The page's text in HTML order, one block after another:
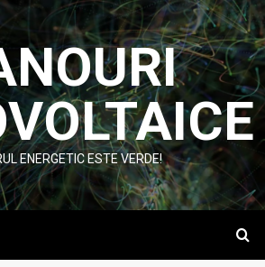
ENERGETIC ESTE VERDE!